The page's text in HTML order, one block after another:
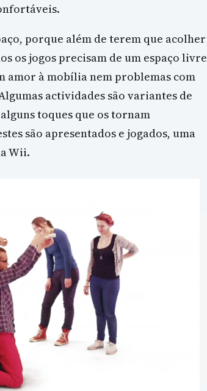
porque além de terem que acolher
os jogos precisam de um espaço livre
amor à mobília nem problemas com
actividades são variantes de
toques que os tornam
são apresentados e jogados, uma
Wii.